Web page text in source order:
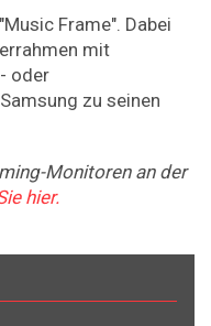
Frame". Dabei
mit
oder
zu seinen
Monitoren an der
hier.